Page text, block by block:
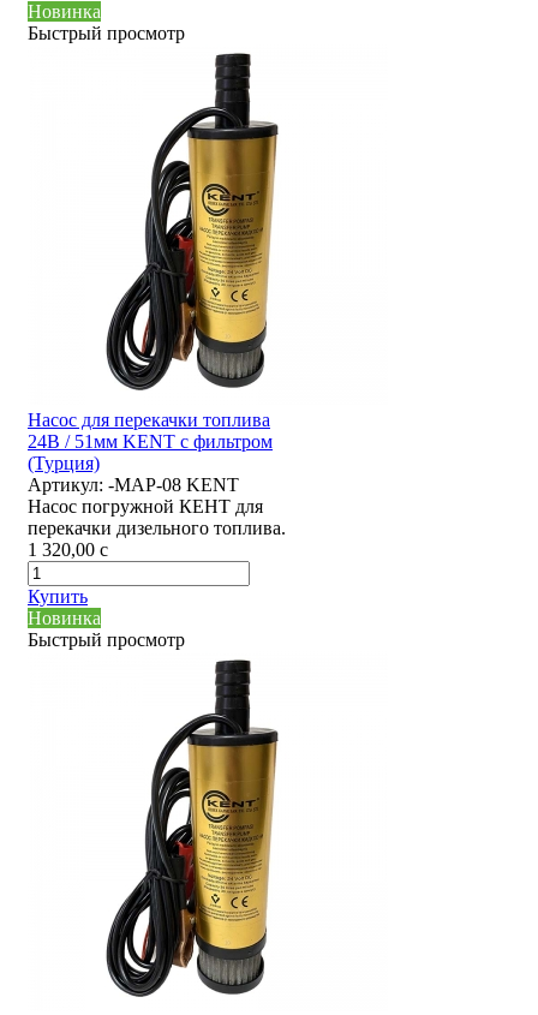
Новинка
Быстрый просмотр
Насос для перекачки топлива
24В / 51мм KENT с фильтром
(Турция)
Артикул: -MAP-08 KENT
Насос погружной КЕНТ для
перекачки дизельного топлива.
1 320,00 c
Купить
Новинка
Быстрый просмотр